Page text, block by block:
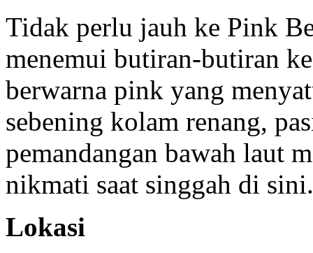
Tidak perlu jauh ke Pink
menemui butiran-butiran
berwarna pink yang
sebening kolam renang,
pemandangan bawah laut
nikmati saat singgah di sini.
Lokasi